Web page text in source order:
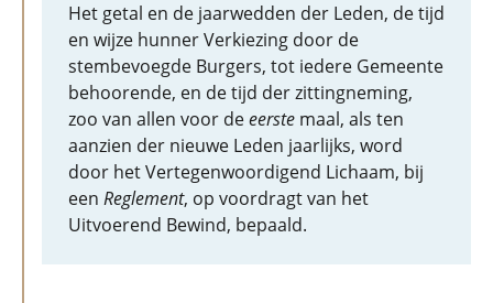
Het getal en de jaarwedden der Leden, de tijd
en wijze hunner Verkiezing door de
stembevoegde Burgers, tot iedere Gemeente
behoorende, en de tijd der zittingneming,
zoo van allen voor deeerste maal, als ten
aanzien der nieuwe Leden jaarlijks, word
door het Vertegenwoordigend Lichaam, bij
een Reglement, op voordragt van het
Uitvoerend Bewind, bepaald.